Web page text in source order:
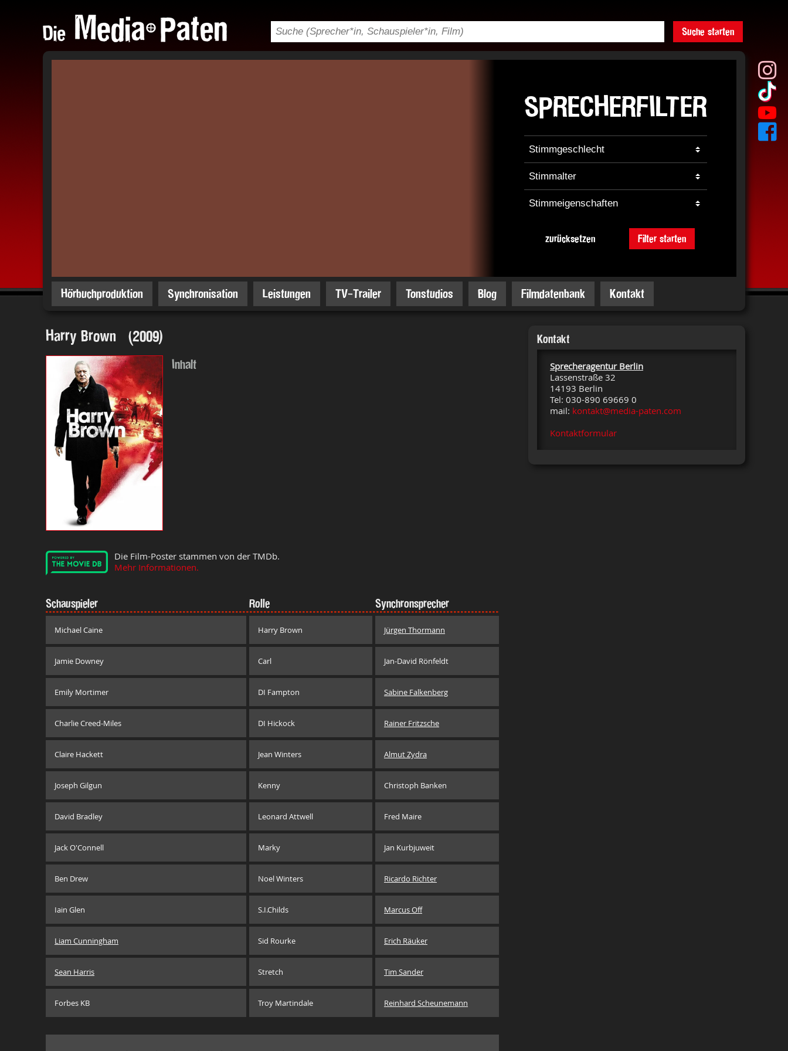
Suche starten
SPRECHERFILTER
zurücksetzen Filter starten
Hörbuchproduktion Synchronisation Leistungen TV-Trailer Tonstudios Blog Filmdatenbank Kontakt
Harry Brown (2009)
Inhalt
Die Film-Poster stammen von der TMDb.
Mehr Informationen.
Schauspieler Rolle Synchronsprecher
Michael Caine Harry Brown Jürgen Thormann
Jamie Downey Carl Jan-David Rönfeldt
Emily Mortimer DI Fampton Sabine Falkenberg
Charlie Creed-Miles DI Hickock Rainer Fritzsche
Claire Hackett Jean Winters Almut Zydra
Joseph Gilgun Kenny Christoph Banken
David Bradley Leonard Attwell Fred Maire
Jack O'Connell Marky Jan Kurbjuweit
Ben Drew Noel Winters Ricardo Richter
Iain Glen S.I.Childs Marcus Off
Liam Cunningham Sid Rourke Erich Räuker
Sean Harris Stretch Tim Sander
Forbes KB Troy Martindale Reinhard Scheunemann
Kontakt
Sprecheragentur Berlin
Lassenstraße 32
14193 Berlin
Tel: 030-890 69669 0
mail: kontakt@media-paten.com
Kontaktformular